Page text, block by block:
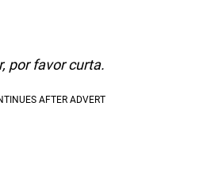
por favor curta.